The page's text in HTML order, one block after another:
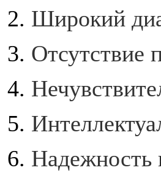
Широкий
Отсутствие
Надежность